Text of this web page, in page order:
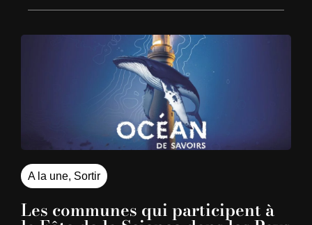
A la une, Sortir
Les communes qui participent à